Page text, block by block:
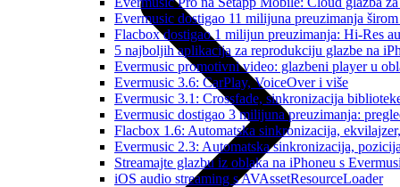
Evermusic dostigao 11 milijuna preuzimanja
Flacbox dostigao 1 milijun preuzimanja: Hi-Res
5 najboljih aplikacija za reprodukciju glazbe na
Evermusic promotivni video: glazbeni player u
Evermusic 3.6: CarPlay, VoiceOver i više
Evermusic 3.1: Crossfade, sinkronizacija
Evermusic dostigao 3 milijuna preuzimanja:
Flacbox 1.6: Automatska sinkronizacija,
Evermusic 2.3: Automatska sinkronizacija,
Streamajte glazbu iz oblaka na iPhoneu s
iOS audio streaming s AVAssetResourceLoader